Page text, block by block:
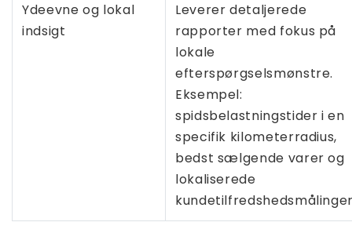
Ydeevne og lokal
indsigt
Leverer detaljerede
rapporter med fokus på
lokale
efterspørgselsmønstre.
Eksempel:
spidsbelastningstider i en
specifik kilometerradius,
bedst sælgende varer og
lokaliserede